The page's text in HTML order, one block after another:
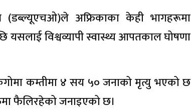
(डब्ल्यूएचओ)ले अफ्रिकाका केही भागहरूमा
यसलाई विश्वव्यापी स्वास्थ्य आपतकाल घोषणा
कंगोमा कम्तीमा ४ सय ५० जनाको मृत्यु भएको छ
फैलिरहेको जनाइएको छ।